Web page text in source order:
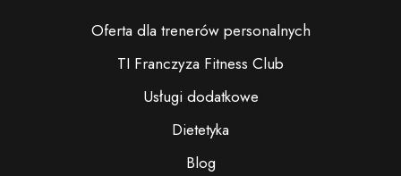
Oferta dla trenerów personalnych
TI Franczyza Fitness Club
Usługi dodatkowe
Dietetyka
Blog